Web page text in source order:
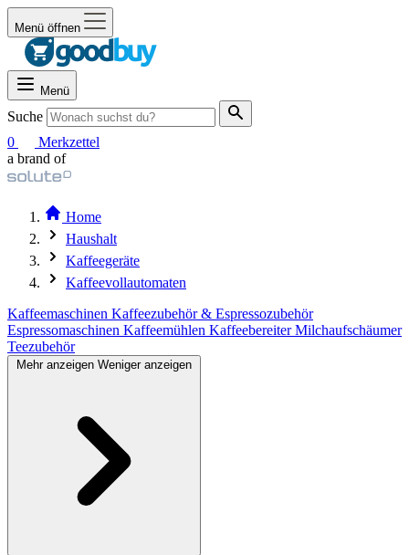
Menü öffnen
Menü
Suche
0
Merkzettel
a brand of
Home
Haushalt
Kaffeegeräte
Kaffeevollautomaten
Kaffeemaschinen Kaffeezubehör & Espressozubehör
Espressomaschinen Kaffeemühlen KaffeebereiterMilchaufschäumer
Teezubehör
Mehr anzeigen Weniger anzeigen